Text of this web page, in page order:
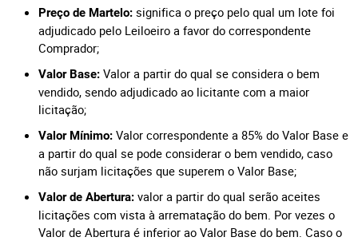
Preço de Martelo: significa o preço pelo qual um lote foi
adjudicado pelo Leiloeiro a favor do correspondente
Comprador;
Valor Base: Valor a partir do qual se considera o bem
vendido, sendo adjudicado ao licitante com a maior
licitação;
Valor Mínimo: Valor correspondente a 85% do Valor Base e
a partir do qual se pode considerar o bem vendido, caso
não surjam licitações que superem o Valor Base;
Valor de Abertura: valor a partir do qual serão aceites
licitações com vista à arrematação do bem. Por vezes o
Valor de Abertura é inferior ao Valor Base do bem. Caso o